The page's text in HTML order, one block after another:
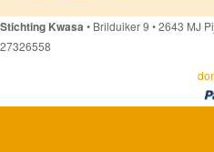
Stichting Kwasa • Brilduiker 9 • 2643 MJ
27326558